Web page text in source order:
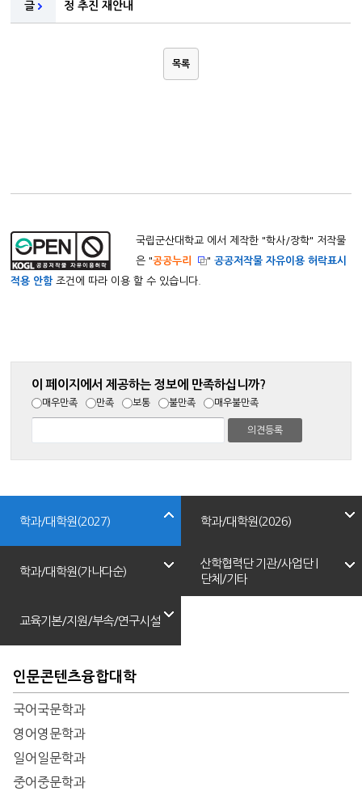
글 정 추진 재안내
목록
국립군산대학교 에서 제작한 "학사/장학" 저작물
은 "공공누리 "공공저작물 자유이용 허락표시
적용 안함조건에 따라 이용 할 수 있습니다.
이 페이지에서 제공하는 정보에 만족하십니까?
매우만족 만족 보통 불만족 매우불만족
학과/대학원(2027)
인문콘텐츠융합대학
국어국문학과
영어영문학과
일어일문학과
중어중문학과
학과/대학원(2026)
학과/대학원(가나다순)
교육기본/지원/부속/연구시설
산학협력단 기관/사업단 |
단체/기타